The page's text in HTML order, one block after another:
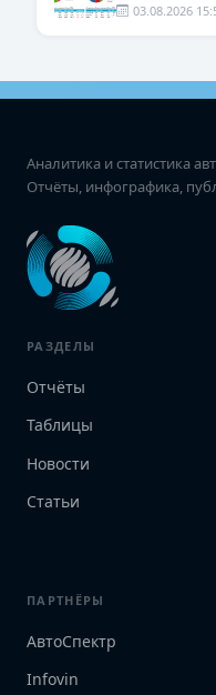
03.08.2026
Аналитика и статистика
Отчёты, инфографика,
РАЗДЕЛЫ
Отчёты
Таблицы
Новости
Статьи
ПАРТНЁРЫ
АвтоСпектр
Infovin